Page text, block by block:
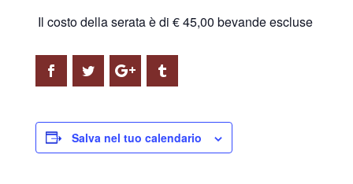
Il costo della serata è di € 45,00 bevande escluse
Salva nel tuo calendario